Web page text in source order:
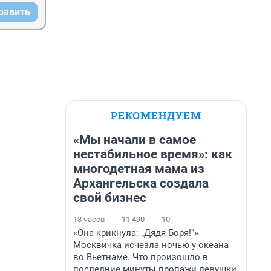
РЕКОМЕНДУЕМ
«Мы начали в самое
нестабильное время»: как
многодетная мама из
Архангельска создала
свой бизнес
18 часов 11 490 10
«Она крикнула: „Дядя Боря!“»
Москвичка исчезла ночью у океана
во Вьетнаме. Что произошло в